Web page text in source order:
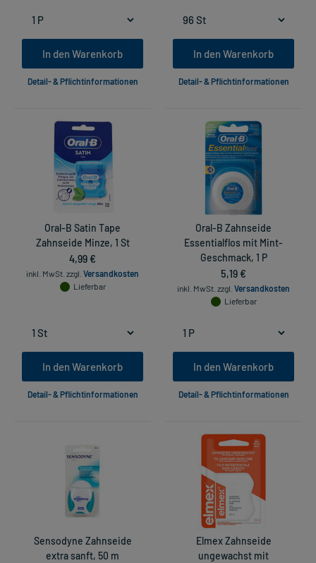
In den Warenkorb
Detail- & Pflichtinformationen
In den Warenkorb
Detail- & Pflichtinformationen
Oral-B Satin Tape
Zahnseide Minze, 1 St
4,99 €
inkl. MwSt. zzgl. Versandkosten
Lieferbar
In den Warenkorb
Detail- & Pflichtinformationen
Oral-B Zahnseide
Essentialflos mit Mint-
Geschmack, 1 P
5,19 €
inkl. MwSt. zzgl. Versandkosten
Lieferbar
In den Warenkorb
Detail- & Pflichtinformationen
Sensodyne Zahnseide
extra sanft, 50 m
Elmex Zahnseide
ungewachst mit